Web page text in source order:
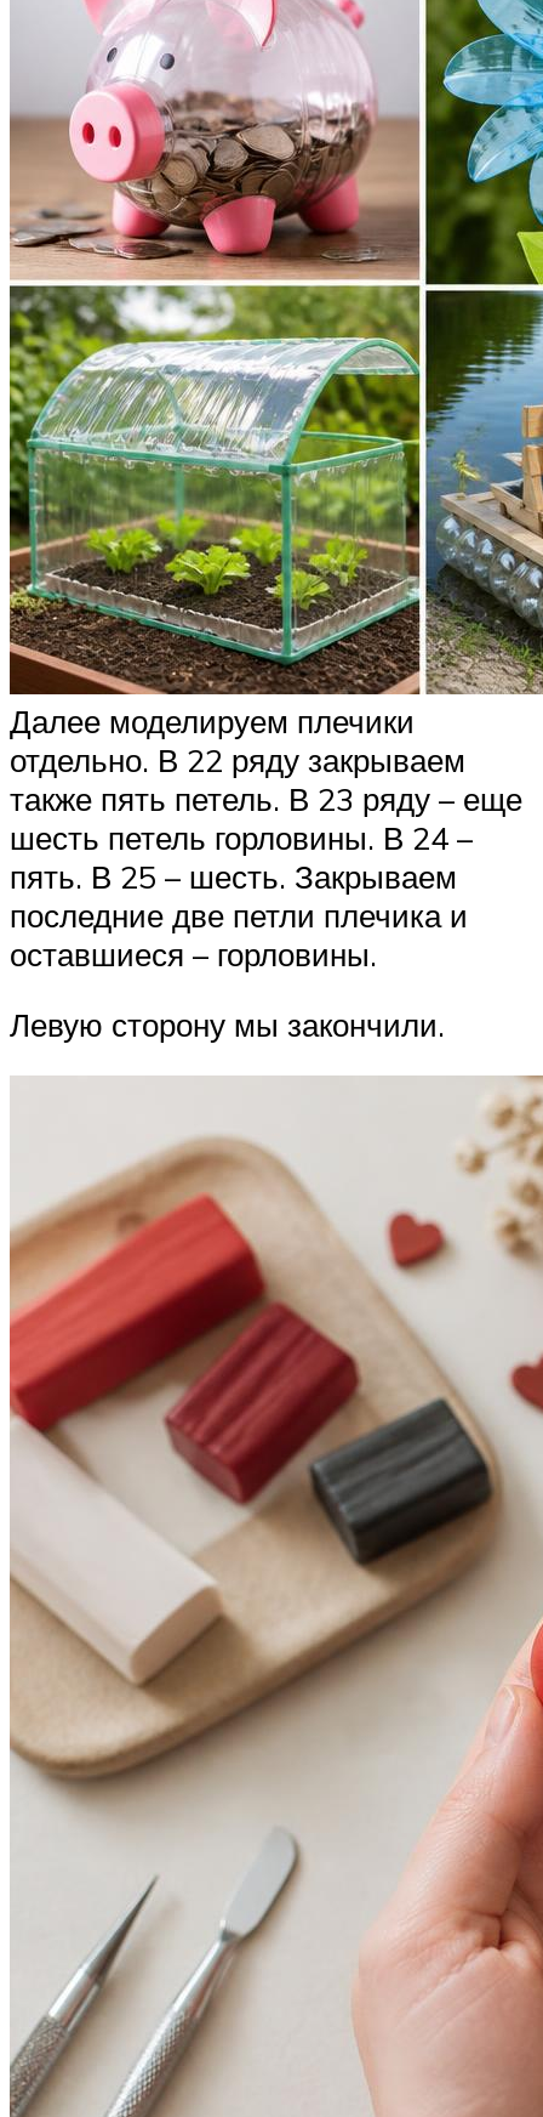
Далее моделируем плечики
отдельно. В 22 ряду закрываем
также пять петель. В 23 ряду – еще
шесть петель горловины. В 24 –
пять. В 25 – шесть. Закрываем
последние две петли плечика и
оставшиеся – горловины.
Левую сторону мы закончили.